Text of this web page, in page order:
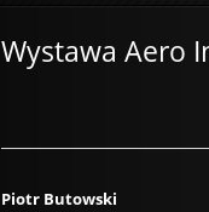
Wystawa Aero
Piotr Butowski